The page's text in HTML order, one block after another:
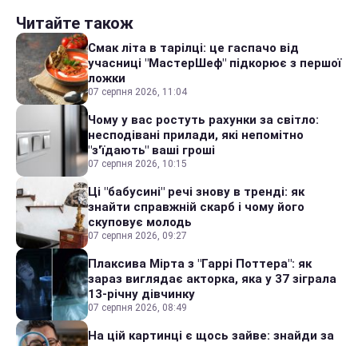
Читайте також
Смак літа в тарілці: це гаспачо від
учасниці "МастерШеф" підкорює з першої
ложки
07 серпня 2026, 11:04
Чому у вас ростуть рахунки за світло:
несподівані прилади, які непомітно
"з'їдають" ваші гроші
07 серпня 2026, 10:15
Ці "бабусині" речі знову в тренді: як
знайти справжній скарб і чому його
скуповує молодь
07 серпня 2026, 09:27
Плаксива Мірта з "Гаррі Поттера": як
зараз виглядає акторка, яка у 37 зіграла
13-річну дівчинку
07 серпня 2026, 08:49
На цій картинці є щось зайве: знайди за